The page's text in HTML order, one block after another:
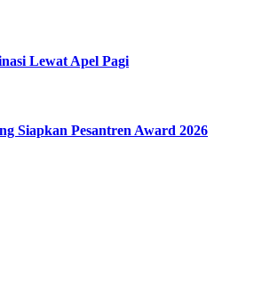
Lewat Apel Pagi
Siapkan Pesantren Award 2026